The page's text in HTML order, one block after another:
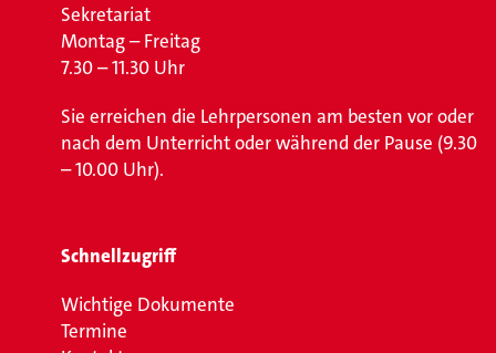
Sekretariat
Montag – Freitag
7.30 – 11.30 Uhr
Sie erreichen die Lehrpersonen am besten vor oder
nach dem Unterricht oder während der Pause (9.30
– 10.00 Uhr).
Schnellzugriff
Wichtige Dokumente
Termine